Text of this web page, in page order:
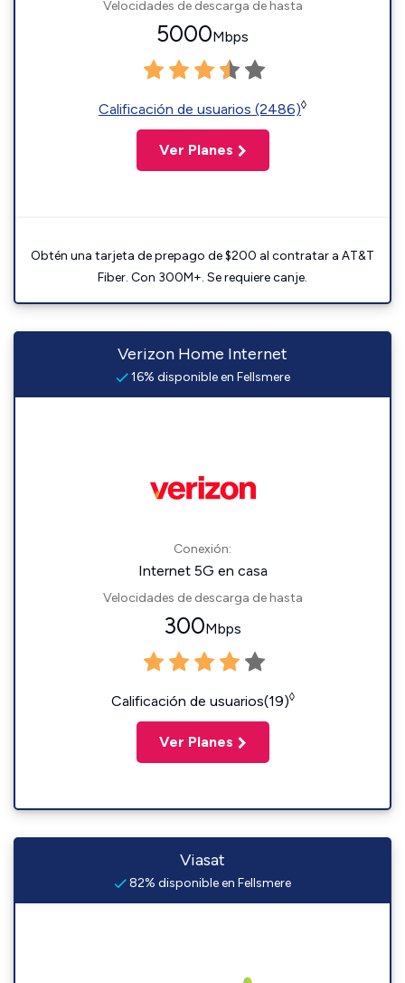
Velocidades de descarga de hasta
5000Mbps
Calificación de usuarios (2486)◊
Ver Planes
Obtén una tarjeta de prepago de $200 al contratar a AT&T
Fiber. Con 300M+. Se requiere canje.
Verizon Home Internet
16% disponible en Fellsmere
Conexión:
Internet 5G en casa
Velocidades de descarga de hasta
300Mbps
Calificación de usuarios(19)◊
Ver Planes
Viasat
82% disponible en Fellsmere